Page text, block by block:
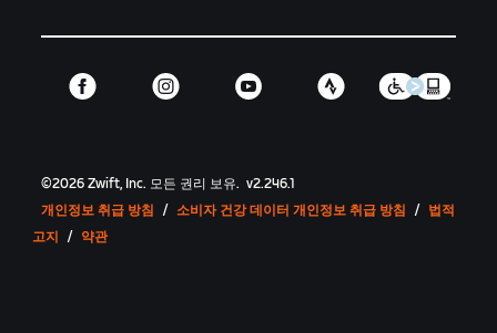
©2026 Zwift, Inc. 모든 권리 보유. v2.246.1
개인정보 취급 방침
/ 소비자 건강 데이터 개인정보 취급 방침 / 법적
고지
/ 약관